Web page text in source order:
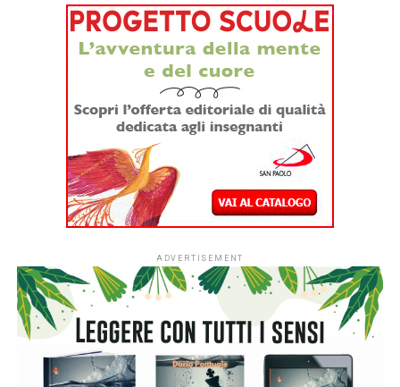
ingombrante se ne va, per chi resta il lutto è un’eredità
intima fatta di conti sospesi, ricordi nitidi e parole mai
dette che nessuna nostalgia pubblica potrà mai saldare.
Artificiale edito da Baldini+Castoldi nella collana I Lemuri
(204pp., 19 Euro) nasce da uno spunto quasi spiazzante:
un giorno Guido chiede a ChatGPT di imitare suo padre e di
parlargli come farebbe lui. Il risultato, ovviamente, è un
disastro freddo e impersonale. Da quell’esperimento
imperfetto, però, si accende la scintilla narrativa: e se
invece la tecnologia fosse davvero in grado di farlo? Nel
romanzo, ambientato nel 2028, a undici anni dalla
un’azienda che inserisce un’AI evoluta dentro un corpo
antropomorfo perfetto, un ‘fenice’. Il prototipo di punta è
proprio Tortorella. Per Diego, il protagonista quasi
cinquantenne che cerca di restare a galla tra un matrimonio
finito e due figlie adolescenti, rivedere quel viso,
riascoltare quella voce e ritrovare quelle movenze è una